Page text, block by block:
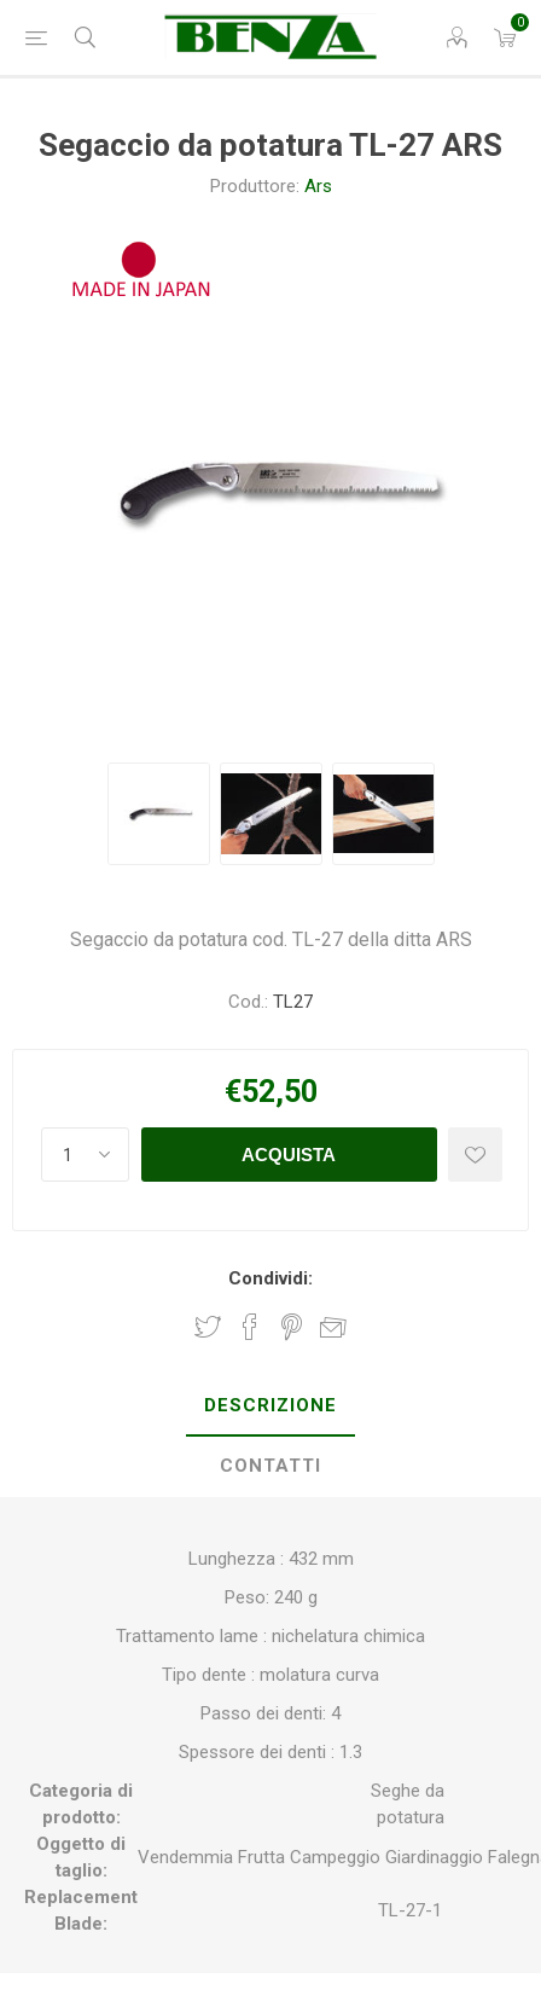
0
Segaccio da potatura TL-27 ARS
Produttore: Ars
Segaccio da potatura cod. TL-27 della ditta ARS
Cod.: TL27
€52,50
Condividi:
DESCRIZIONE
CONTATTI
Lunghezza : 432 mm
Peso: 240 g
Trattamento lame : nichelatura chimica
Tipo dente : molatura curva
Passo dei denti: 4
Spessore dei denti : 1.3
Categoria di
prodotto:
Seghe da
potatura
Oggetto di
taglio:
Vendemmia Frutta Campeggio Giardinaggio
Replacement
Blade:
TL-27-1